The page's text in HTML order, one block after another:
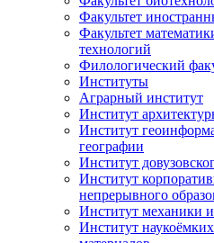
Факультет
Факультет
технологий
Филологический
Институты
Аграрный институт
Институт
Институт
географии
Институт
Институт
непрерывного
Институт механики
Институт